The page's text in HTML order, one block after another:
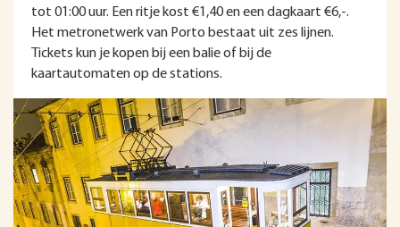
tot 01:00 uur. Een ritje kost €1,40 en een dagkaart €6,-.
Het metronetwerk van Porto bestaat uit zes lijnen.
Tickets kun je kopen bij een balie of bij de
kaartautomaten op de stations.